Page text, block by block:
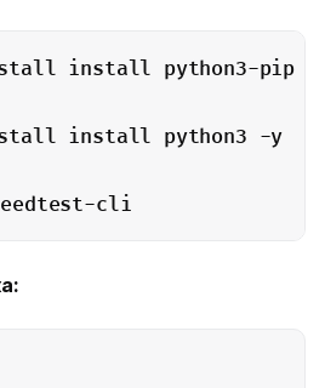
install python3-pip -
install python3 -y
cli